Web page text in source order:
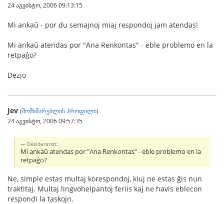
24 აგვისტო, 2006 09:13:15
Mi ankaŭ - por du semajnoj miaj respondoj jam atendas!
Mi ankaŭ atendas por "Ana Renkontas" - eble problemo en la
retpaĝo?
Dezjo
Jev (მომხმარებლის პროფილი)
24 აგვისტო, 2006 09:57:35
Desideratist:
Mi ankaŭ atendas por "Ana Renkontas" - eble problemo en la
retpaĝo?
Ne, simple estas multaj korespondoj, kiuj ne estas ĝis nun
traktitaj. Multaj lingvohelpantoj feriis kaj ne havis eblecon
respondi la taskojn.